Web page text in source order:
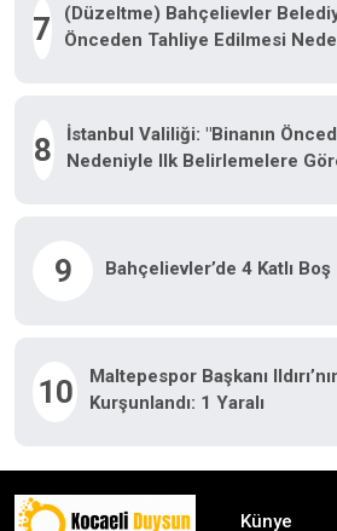
7
(Düzeltme) Bahçelievler
Önceden Tahliye Edilmesi
8
İstanbul Valiliği: "Binanın
Nedeniyle Ilk Belirlemelere
9 Bahçelievler’de 4 Katlı
10
Maltepespor Başkanı
Kurşunlandı: 1 Yaralı
Künye